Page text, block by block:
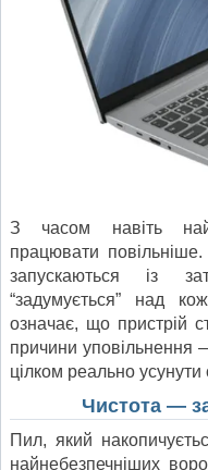
З часом навіть
працювати
запускаються із
“задумується” над
означає, що пристрій
причини уповільнення
цілком реально усунути
Чистота —
Пил, який
найнебезпечніших